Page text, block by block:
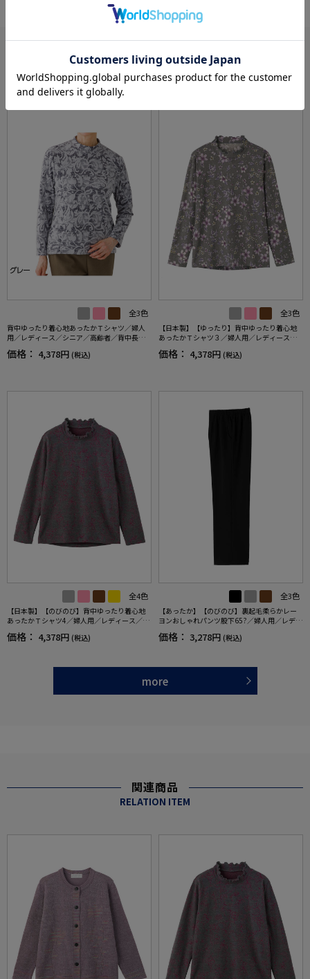
あなたへのおすすめ
RECOMMEND ITEM
全3色
背中ゆったり着心地あったかＴシャツ／婦人
用／レディース／シニア／高齢者／背中長め
／腰曲がり／あったか／保湿／洗濯機OK【C
F】
価格： 4,378円 (税込)
全3色
【日本製】【ゆったり】背中ゆったり着心地
あったかＴシャツ３／婦人用／レディース／
高齢者／シニア／秋冬／後ろ長め／名前記入
欄付／お出かけ／ギフト／プレゼント【CF】
価格： 4,378円 (税込)
全4色
【日本製】【のびのび】背中ゆったり着心地
あったかＴシャツ4／婦人用／レディース／高
齢者／シニア／あったか／秋冬／後ろ長め／
名前記入欄付／ギフト／プレゼント【CF】
価格： 4,378円 (税込)
全3色
【あったか】【のびのび】裏起毛柔らかレー
ヨンおしゃれパンツ股下65?／婦人用／レディ
ース／シニア／高齢者／ズボン／秋冬／名前
が書ける／名前記入欄付／洗濯機OK／両脇ポ
価格： 3,278円 (税込)
more
関連商品
RELATION ITEM